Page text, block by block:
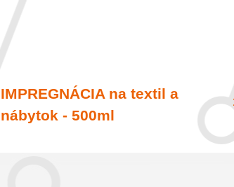
IMPREGNÁCIA na textil a
nábytok - 500ml